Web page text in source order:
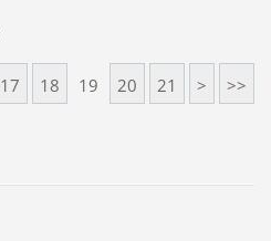
17 18 19 20 21 > >>